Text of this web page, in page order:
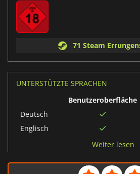
71 Steam
UNTERSTÜTZTE SPRACHEN
Benutzeroberfläche
Deutsch
Englisch
Weiter lesen